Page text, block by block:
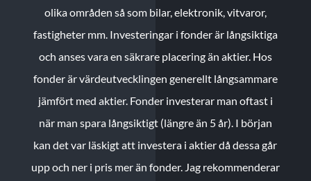
olika områden så som bilar, elektronik, vitvaror,
fastigheter mm. Investeringar i fonder är långsiktiga
och anses vara en säkrare placering än aktier. Hos
fonder är värdeutvecklingen generellt långsammare
jämfört med aktier. Fonder investerar man oftast i
när man spara långsiktigt (längre än 5 år). I början
kan det var läskigt att investera i aktier då dessa går
upp och ner i pris mer än fonder. Jag rekommenderar